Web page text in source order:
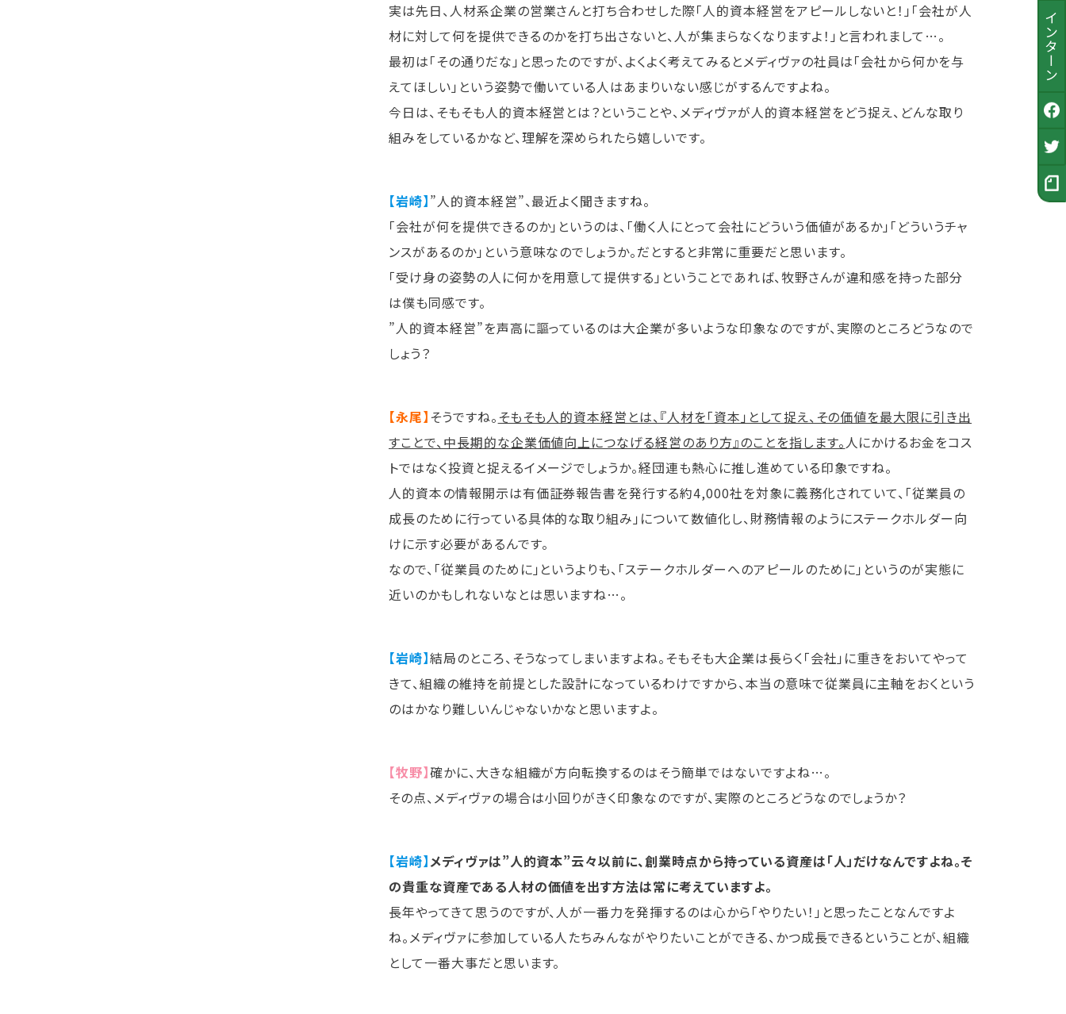
インターン
公式Facebook
採用Twitter
採用ノート
実は先日、人材系企業の営業さんと打ち合わせした際「人的資本経営をアピールしないと！」「会社が人
材に対して何を提供できるのかを打ち出さないと、人が集まらなくなりますよ！」と言われまして…。
最初は「その通りだな」と思ったのですが、よくよく考えてみるとメディヴァの社員は「会社から何かを与
えてほしい」という姿勢で働いている人はあまりいない感じがするんですよね。
今日は、そもそも人的資本経営とは？ということや、メディヴァが人的資本経営をどう捉え、どんな取り
組みをしているかなど、理解を深められたら嬉しいです。
【岩崎】”人的資本経営”、最近よく聞きますね。
「会社が何を提供できるのか」というのは、「働く人にとって会社にどういう価値があるか」「どういうチャ
ンスがあるのか」という意味なのでしょうか。だとすると非常に重要だと思います。
「受け身の姿勢の人に何かを用意して提供する」ということであれば、牧野さんが違和感を持った部分
は僕も同感です。
”人的資本経営”を声高に謳っているのは大企業が多いような印象なのですが、実際のところどうなので
しょう？
【永尾】 そうですね。 そもそも人的資本経営とは、『人材を「資本」として捉え、その価値を最大限に引き出
すことで、中長期的な企業価値向上につなげる経営のあり方』のことを指します。人にかけるお金をコス
トではなく投資と捉えるイメージでしょうか。経団連も熱心に推し進めている印象ですね。
人的資本の情報開示は有価証券報告書を発行する約4,000社を対象に義務化されていて、「従業員の
成長のために行っている具体的な取り組み」について数値化し、財務情報のようにステークホルダー向
けに示す必要があるんです。
なので、「従業員のために」というよりも、「ステークホルダーへのアピールのために」というのが実態に
近いのかもしれないなとは思いますね…。
【岩崎】結局のところ、そうなってしまいますよね。そもそも大企業は長らく「会社」に重きをおいてやって
きて、組織の維持を前提とした設計になっているわけですから、本当の意味で従業員に主軸をおくという
のはかなり難しいんじゃないかなと思いますよ。
【牧野】確かに、大きな組織が方向転換するのはそう簡単ではないですよね…。
その点、メディヴァの場合は小回りがきく印象なのですが、実際のところどうなのでしょうか？
【岩崎】メディヴァは”人的資本”云々以前に、創業時点から持っている資産は「人」だけなんですよね。そ
の貴重な資産である人材の価値を出す方法は常に考えていますよ。
長年やってきて思うのですが、人が一番力を発揮するのは心から「やりたい！」と思ったことなんですよ
ね。メディヴァに参加している人たちみんながやりたいことができる、かつ成長できるということが、組織
として一番大事だと思います。